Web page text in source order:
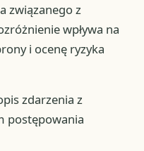
związanego z
wpływa na
i ocenę ryzyka
zdarzenia z
postępowania